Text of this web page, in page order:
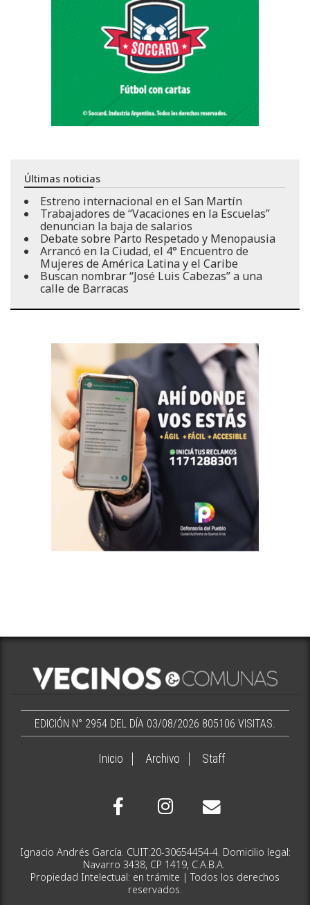
Últimas noticias
Estreno internacional en el San Martín
Trabajadores de “Vacaciones en la Escuelas”
denuncian la baja de salarios
Debate sobre Parto Respetado y Menopausia
Arrancó en la Ciudad, el 4° Encuentro de
Mujeres de América Latina y el Caribe
Buscan nombrar “José Luis Cabezas” a una
calle de Barracas
EDICIÓN N° 2954 DEL DÍA 03/08/2026 805106 VISITAS.
Inicio Archivo Staff
Ignacio Andrés García. CUIT:20-30654454-4. Domicilio legal:
Navarro 3438, CP 1419, C.A.B.A.
Propiedad Intelectual: en trámite | Todos los derechos
reservados.